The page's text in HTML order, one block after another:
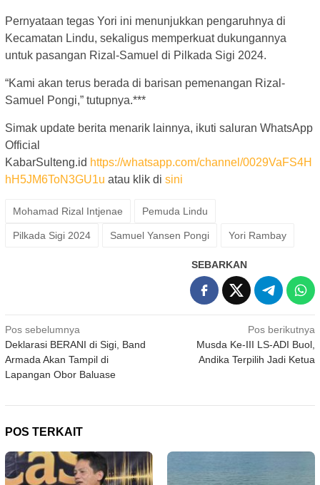
Pernyataan tegas Yori ini menunjukkan pengaruhnya di
Kecamatan Lindu, sekaligus memperkuat dukungannya
untuk pasangan Rizal-Samuel di Pilkada Sigi 2024.
“Kami akan terus berada di barisan pemenangan Rizal-
Samuel Pongi,” tutupnya.***
Simak update berita menarik lainnya, ikuti saluran WhatsApp
Official
KabarSulteng.id https://whatsapp.com/channel/0029VaFS4H
hH5JM6ToN3GU1u atau klik di sini
Mohamad Rizal Intjenae Pemuda Lindu
Pilkada Sigi 2024 Samuel Yansen Pongi Yori Rambay
SEBARKAN
Navigasi
pos
Pos sebelumnya
Deklarasi BERANI di Sigi, Band
Armada Akan Tampil di
Lapangan Obor Baluase
Pos berikutnya
Musda Ke-III LS-ADI Buol,
Andika Terpilih Jadi Ketua
POS TERKAIT